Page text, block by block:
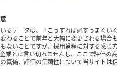
るデータは、「こうすれば必ずうまく
わることで前年と大幅に変更される場合
ないことですが、採用過程に対する感
業とは言い切れませんし、ここで評価の
真偽、評価の信頼性について当サイトは